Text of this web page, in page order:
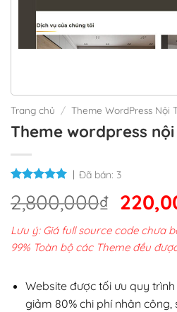
Trang chủ / Theme WordPress Nội
Theme wordpress
Đã bán: 3
2,800,000₫ Giá
gốc
là:
Lưu ý: Giá full source code chưa
99% Toàn bộ các Theme đều
Website được tối ưu quy
giảm 80% chi phí nhân